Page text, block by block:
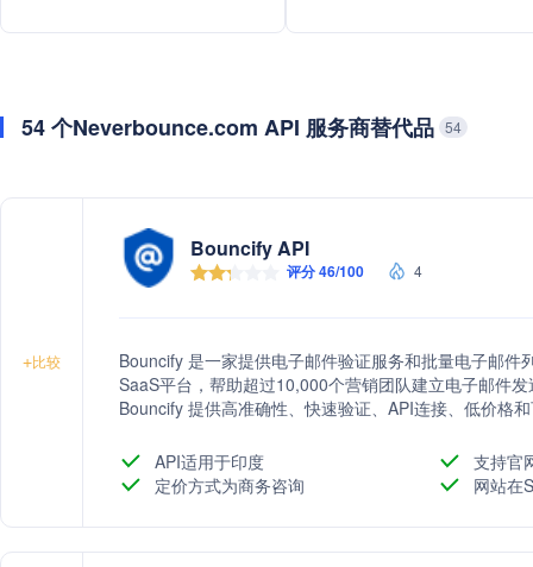
54 个Neverbounce.com API 服务商替代品 54
+比较
Bouncify API
评分 46/100 4
Bouncify 是一家提供电子邮件验证服务和批量电子邮
SaaS平台，帮助超过10,000个营销团队建立电子邮件
Bouncify 提供高准确性、快速验证、API连接、低价格
API适用于印度
支持官
定价方式为商务咨询
网站在